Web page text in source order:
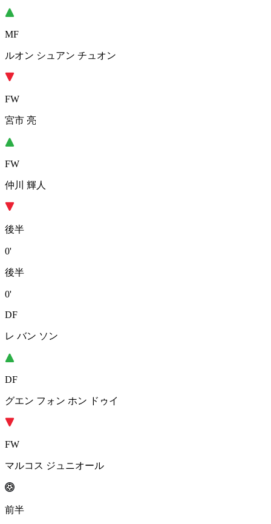
MF
ルオン シュアン チュオン
FW
宮市 亮
FW
仲川 輝人
後半
0'
後半
0'
DF
レ バン ソン
DF
グエン フォン ホン ドゥイ
FW
マルコス ジュニオール
前半